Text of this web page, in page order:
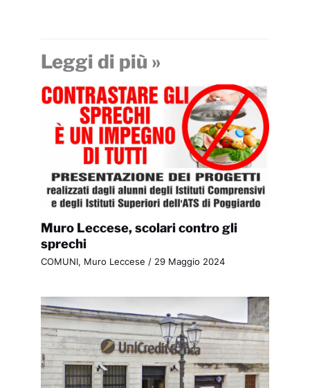
Leggi di più »
Muro Leccese, scolari contro gli
sprechi
COMUNI, Muro Leccese / 29 Maggio 2024